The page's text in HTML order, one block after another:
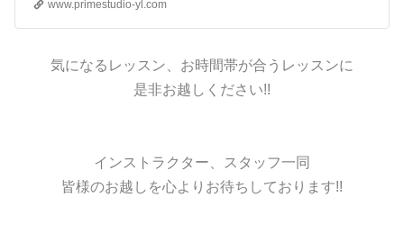
www.primestudio-yl.com
気になるレッスン、お時間帯が合うレッスンに
是非お越しください!!
インストラクター、スタッフ一同
皆様のお越しを心よりお待ちしております!!